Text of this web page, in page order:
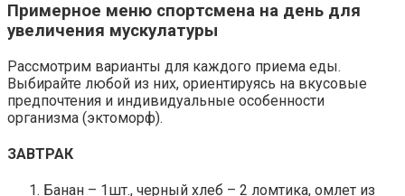
Примерное меню спортсмена на день для
увеличения мускулатуры
Рассмотрим варианты для каждого приема еды.
Выбирайте любой из них, ориентируясь на вкусовые
предпочтения и индивидуальные особенности
организма (эктоморф).
ЗАВТРАК
Банан – 1шт., черный хлеб – 2 ломтика, омлет из